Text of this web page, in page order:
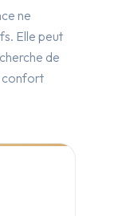
ne
Elle peut
de
confort